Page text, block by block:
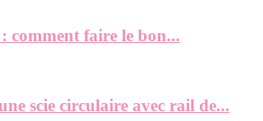
comment faire le bon...
scie circulaire avec rail de...